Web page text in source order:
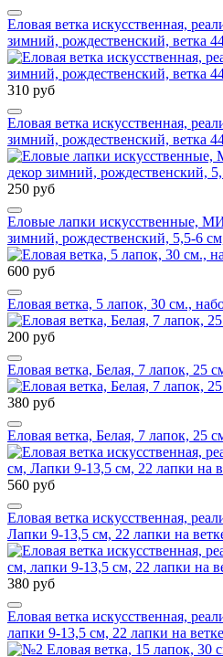
Еловая ветка искусственная,
зимний, рождественский, ветка
310 руб
Еловая ветка искусственная,
зимний, рождественский, ветка
250 руб
Еловые лапки искусственные,
зимний, рождественский, 5,5-6
600 руб
Еловая ветка, 5 лапок, 30 см.,
200 руб
Еловая ветка, Белая, 7 лапок, 25
380 руб
Еловая ветка, Белая, 7 лапок, 25
560 руб
Еловая ветка искусственная,
Лапки 9-13,5 см, 22 лапки на
380 руб
Еловая ветка искусственная,
лапки 9-13,5 см, 22 лапки на